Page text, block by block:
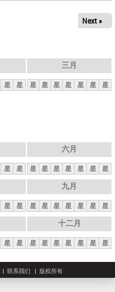
Next »
星 星
三月
星 星 星 星 星 星 星
星 星
六月
星 星 星 星 星 星 星
星 星
九月
星 星 星 星 星 星 星
星 星
十二月
星 星 星 星 星 星 星
联系我们 版权所有